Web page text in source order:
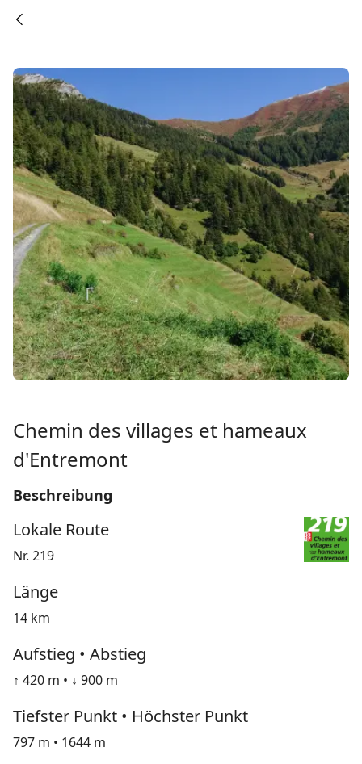
Chemin des villages et hameaux
d'Entremont
Beschreibung
Lokale Route
Nr. 219
Länge
14 km
Aufstieg • Abstieg
↑ 420 m • ↓ 900 m
Tiefster Punkt • Höchster Punkt
797 m • 1644 m